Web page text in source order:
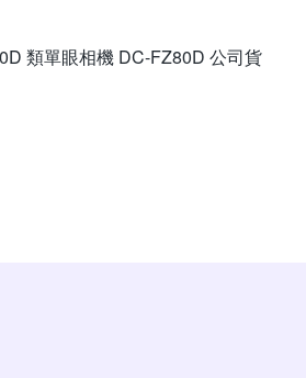
類單眼相機 DC-FZ80D 公司貨